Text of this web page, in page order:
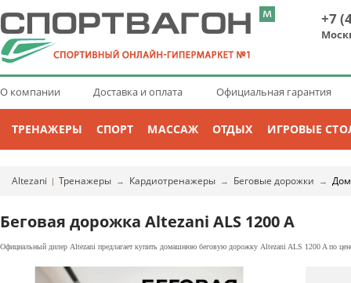
+7
О компании Доставка и оплата Официальная гарантия
ТРЕНАЖЕРЫ СПОРТ МАССАЖ ОТДЫХ ИГРОВЫЕ
Altezani | Тренажеры → Кардиотренажеры → Беговые дорожки →
Беговая дорожка Altezani ALS 1200 A
Официальный дилер Altezani предлагает купить домашнюю беговую дорожку Altezani ALS 1200 A по